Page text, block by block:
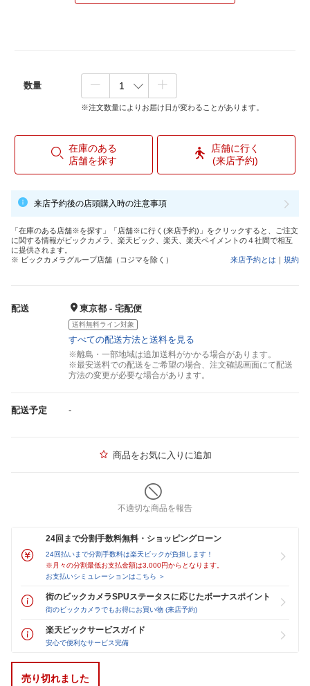
数量
※注文数量によりお届け日が変わることがあります。
在庫のある
店舗を探す
店舗に行く
(来店予約)
来店予約後の店頭購入時の注意事項
「在庫のある店舗※を探す」「店舗※に行く(来店予約)」をクリックすると、ご注文
に関する情報がビックカメラ、楽天ビック、楽天、楽天ペイメントの４社間で相互
に提供されます。
※ ビックカメラグループ店舗（コジマを除く）
来店予約とは ｜ 規約
配送 東京都 - 宅配便
送料無料ライン対象
すべての配送方法と送料を見る
※離島・一部地域は追加送料がかかる場合があります。
※最安送料での配送をご希望の場合、注文確認画面にて配送
方法の変更が必要な場合があります。
配送予定 -
商品をお気に入りに追加
不適切な商品を報告
24回まで分割手数料無料・ショッピングローン
24回払いまで分割手数料は楽天ビックが負担します！
※月々の分割最低お支払金額は3,000円からとなります。
お支払いシミュレーションはこちら ＞
街のビックカメラSPUステータスに応じたボーナスポイント
街のビックカメラでもお得にお買い物 (来店予約)
楽天ビックサービスガイド
安心で便利なサービス完備
売り切れました